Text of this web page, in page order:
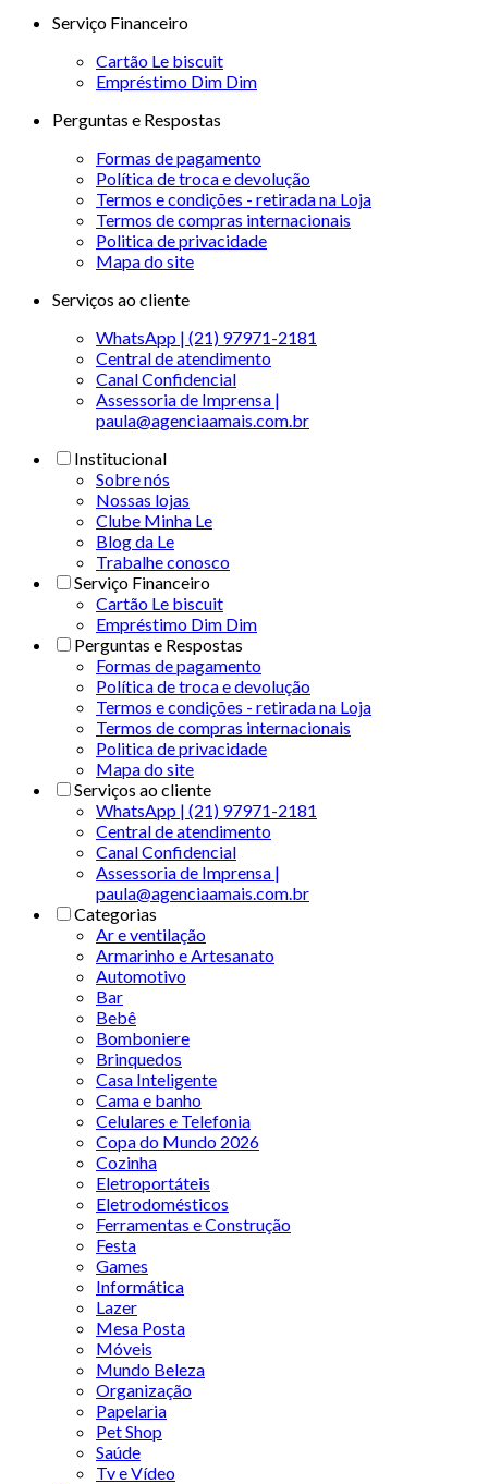
Serviço Financeiro
Cartão Le biscuit
Empréstimo Dim Dim
Perguntas e Respostas
Formas de pagamento
Política de troca e devolução
Termos e condições - retirada na Loja
Termos de compras internacionais
Politica de privacidade
Mapa do site
Serviços ao cliente
WhatsApp | (21) 97971-2181
Central de atendimento
Canal Confidencial
Assessoria de Imprensa |
paula@agenciaamais.com.br
Institucional
Sobre nós
Nossas lojas
Clube Minha Le
Blog da Le
Trabalhe conosco
Serviço Financeiro
Cartão Le biscuit
Empréstimo Dim Dim
Perguntas e Respostas
Formas de pagamento
Política de troca e devolução
Termos e condições - retirada na Loja
Termos de compras internacionais
Politica de privacidade
Mapa do site
Serviços ao cliente
WhatsApp | (21) 97971-2181
Central de atendimento
Canal Confidencial
Assessoria de Imprensa |
paula@agenciaamais.com.br
Categorias
Ar e ventilação
Armarinho e Artesanato
Automotivo
Bar
Bebê
Bomboniere
Brinquedos
Casa Inteligente
Cama e banho
Celulares e Telefonia
Copa do Mundo 2026
Cozinha
Eletroportáteis
Eletrodomésticos
Ferramentas e Construção
Festa
Games
Informática
Lazer
Mesa Posta
Móveis
Mundo Beleza
Organização
Papelaria
Pet Shop
Saúde
Tv e Vídeo